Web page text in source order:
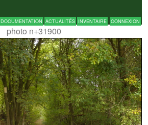
DOCUMENTATION ACTUALITÉS INVENTAIRE CONNEXION
photo n+31900